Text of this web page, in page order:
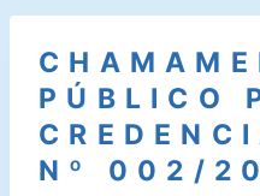
PÚBLICO
Nº 002/